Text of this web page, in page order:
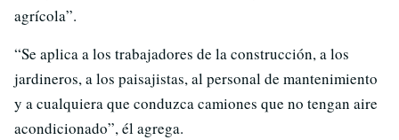
agrícola”.
“Se aplica a los trabajadores de la construcción, a los
jardineros, a los paisajistas, al personal de mantenimiento
y a cualquiera que conduzca camiones que no tengan aire
acondicionado”, él agrega.